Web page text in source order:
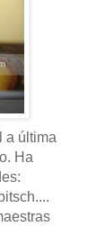
a última
Ha